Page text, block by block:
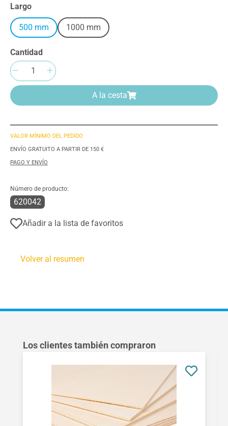
Seleccione
Largo
500 mm 1000 mm
Cantidad
Cantidad del producto: introduce la
A la cesta
VALOR MÍNIMO DEL PEDIDO
ENVÍO GRATUITO A PARTIR DE 150 €
PAGO Y ENVÍO
Número de producto:
620042
Añadir a la lista de favoritos
Volver al resumen
Omitir la galería de productos
Los clientes también compraron